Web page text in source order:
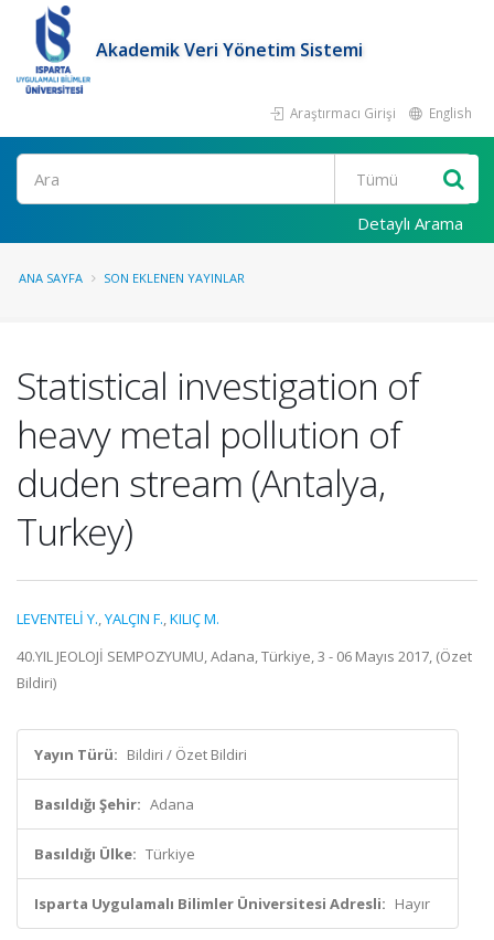
Akademik Veri Yönetim Sistemi
Araştırmacı Girişi English
Ara
Detaylı Arama
ANA SAYFA SON EKLENEN YAYINLAR
Statistical investigation of
heavy metal pollution of
duden stream (Antalya,
Turkey)
LEVENTELİ Y.,YALÇIN F.,KILIÇ M.
40.YIL JEOLOJİ SEMPOZYUMU, Adana, Türkiye, 3 - 06 Mayıs 2017, (Özet
Bildiri)
Yayın Türü: Bildiri / Özet Bildiri
Basıldığı Şehir: Adana
Basıldığı Ülke: Türkiye
Isparta Uygulamalı Bilimler Üniversitesi Adresli: Hayır